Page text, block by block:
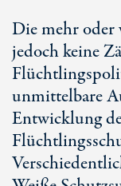
Die mehr oder
jedoch keine
unmittelbare
Entwicklung